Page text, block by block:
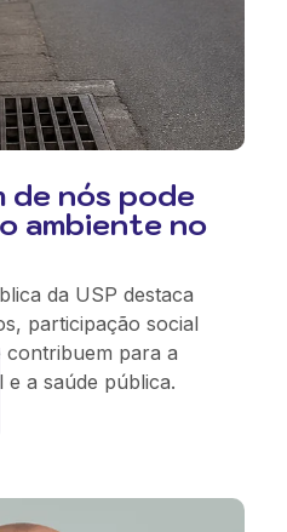
de nós pode
ambiente no
da USP destaca
participação social
para a
a saúde pública.